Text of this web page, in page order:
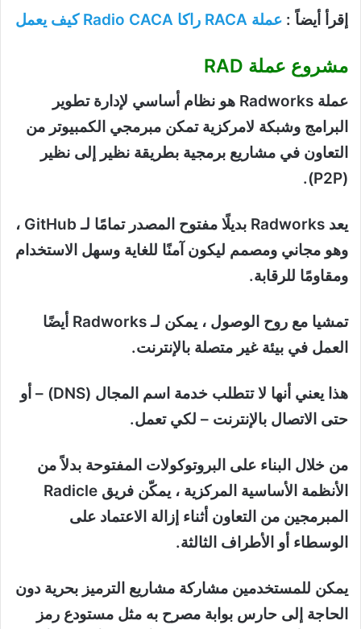
إقرأ أيضاً : عملة RACA راكا Radio CACA كيف يعمل
مشروع عملة RAD
عملة Radworks هو نظام أساسي لإدارة تطوير
البرامج وشبكة لامركزية تمكن مبرمجي الكمبيوتر من
التعاون في مشاريع برمجية بطريقة نظير إلى نظير
(P2P).
يعد Radworks بديلًا مفتوح المصدر تمامًا لـ GitHub ،
وهو مجاني ومصمم ليكون آمنًا للغاية وسهل الاستخدام
ومقاومًا للرقابة.
تمشيا مع روح الوصول ، يمكن لـ Radworks أيضًا
العمل في بيئة غير متصلة بالإنترنت.
هذا يعني أنها لا تتطلب خدمة اسم المجال (DNS) – أو
حتى الاتصال بالإنترنت – لكي تعمل.
من خلال البناء على البروتوكولات المفتوحة بدلاً من
الأنظمة الأساسية المركزية ، يمكّن فريق Radicle
المبرمجين من التعاون أثناء إزالة الاعتماد على
الوسطاء أو الأطراف الثالثة.
يمكن للمستخدمين مشاركة مشاريع الترميز بحرية دون
الحاجة إلى حارس بوابة مصرح به مثل مستودع رمز